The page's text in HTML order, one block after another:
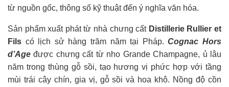
từ nguồn gốc, thông số kỹ thuật đến ý nghĩa văn hóa.
Sản phẩm xuất phát từ nhà chưng cất Distillerie Rullier et
Fils có lịch sử hàng trăm năm tại Pháp.Cognac Hors
d’Age được chưng cất từ nho Grande Champagne, ủ lâu
năm trong thùng gỗ sồi, tạo hương vị phức hợp với tầng
mùi trái cây chín, gia vị, gỗ sồi và hoa khô. Nồng độ cồn